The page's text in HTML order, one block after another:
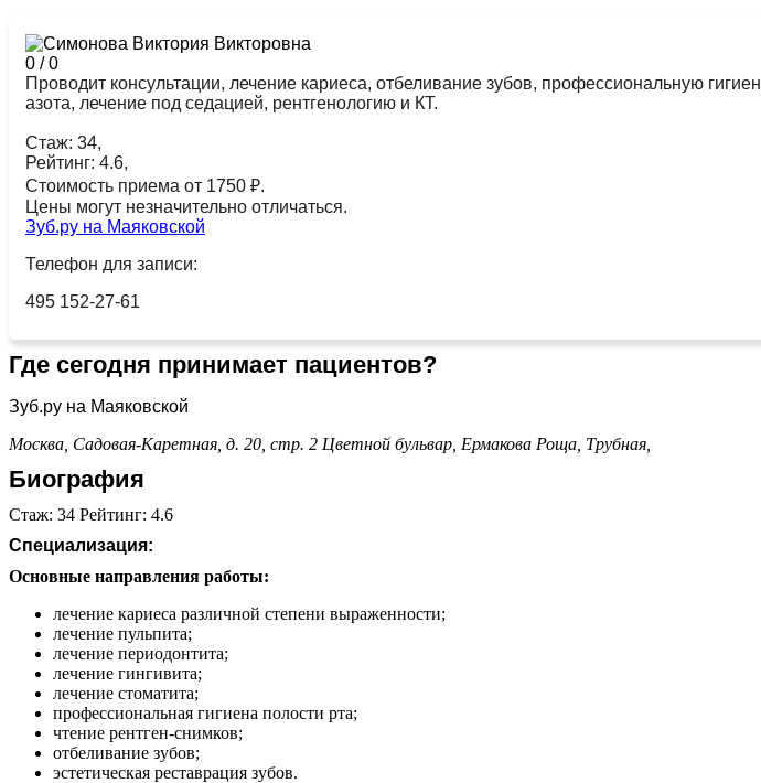
0 /0
Проводит консультации, лечение кариеса, отбеливание зубов, профессиональную
азота, лечение под седацией, рентгенологию и КТ.
Стаж: 34,
Рейтинг: 4.6,
Стоимость приема от 1750 ₽.
Цены могут незначительно отличаться.
Зуб.ру на Маяковской
Телефон для записи:
495 152-27-61
Где сегодня принимает пациентов?
Зуб.ру на Маяковской
Москва, Садовая-Каретная, д. 20, стр. 2 Цветной бульвар, Ермакова Роща, Трубная,
Биография
Стаж: 34 Рейтинг: 4.6
Специализация:
Основные направления работы:
лечение кариеса различной степени выраженности;
лечение пульпита;
лечение периодонтита;
лечение гингивита;
лечение стоматита;
профессиональная гигиена полости рта;
чтение рентген-снимков;
отбеливание зубов;
эстетическая реставрация зубов.